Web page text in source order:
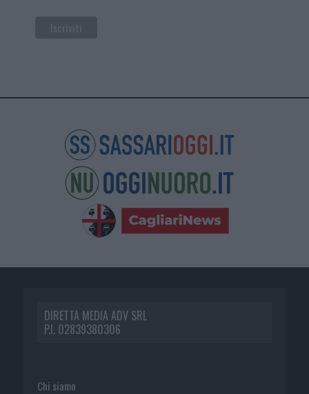
DIRETTA MEDIA ADV SRL
P.I. 02839380306
Chi siamo